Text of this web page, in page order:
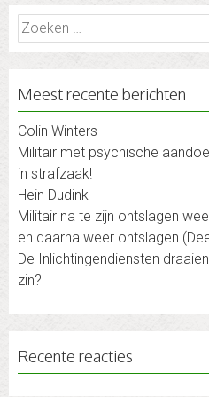
Zoeken
naar:
Meest recente berichten
Colin Winters
Militair met psychische
in strafzaak!
Hein Dudink
Militair na te zijn ontslagen
en daarna weer ontslagen
De Inlichtingendiensten
zin?
Recente reacties